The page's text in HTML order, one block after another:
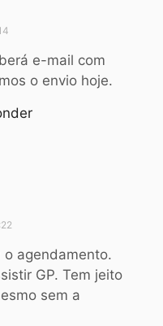
s
e
e-mail com
o envio hoje.
o agendamento.
GP. Tem jeito
sem a